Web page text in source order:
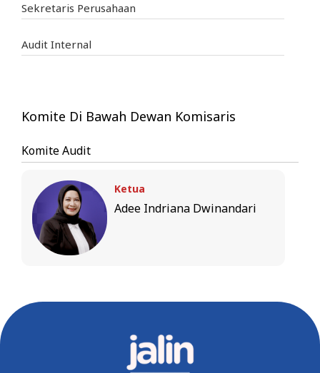
Sekretaris Perusahaan
Audit Internal
Komite Di Bawah Dewan Komisaris
Komite Audit
Ketua
Adee Indriana Dwinandari